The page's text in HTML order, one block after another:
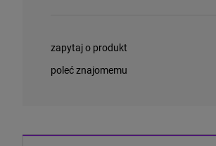
zapytaj o produkt
poleć znajomemu